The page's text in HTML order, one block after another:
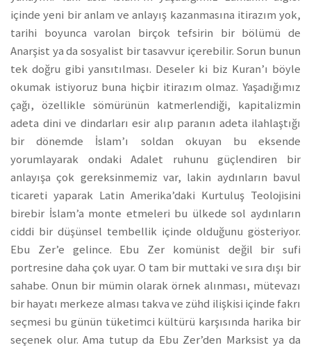
içinde yeni bir anlam ve anlayış kazanmasına itirazım yok,
tarihi boyunca varolan birçok tefsirin bir bölümü de
Anarşist ya da sosyalist bir tasavvur içerebilir. Sorun bunun
tek doğru gibi yansıtılması. Deseler ki biz Kuran’ı böyle
okumak istiyoruz buna hiçbir itirazım olmaz. Yaşadığımız
çağı, özellikle sömürünün katmerlendiği, kapitalizmin
adeta dini ve dindarları esir alıp paranın adeta ilahlaştığı
bir dönemde İslam’ı soldan okuyan bu eksende
yorumlayarak ondaki Adalet ruhunu güçlendiren bir
anlayışa çok gereksinmemiz var, lakin aydınların bavul
ticareti yaparak Latin Amerika’daki Kurtuluş Teolojisini
birebir İslam’a monte etmeleri bu ülkede sol aydınların
ciddi bir düşünsel tembellik içinde olduğunu gösteriyor.
Ebu Zer’e gelince. Ebu Zer komünist değil bir sufi
portresine daha çok uyar. O tam bir muttaki ve sıra dışı bir
sahabe. Onun bir mümin olarak örnek alınması, mütevazı
bir hayatı merkeze alması takva ve zühd ilişkisi içinde fakrı
seçmesi bu günün tüketimci kültürü karşısında harika bir
seçenek olur. Ama tutup da Ebu Zer’den Marksist ya da